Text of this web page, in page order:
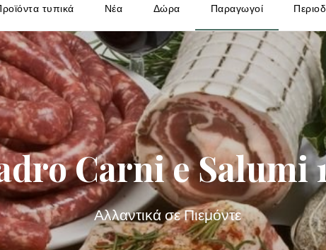
Carni e Salumi
Αλλαντικά σε Πιεμόντε
τυπικά Νέα Δώρα Παραγωγοί